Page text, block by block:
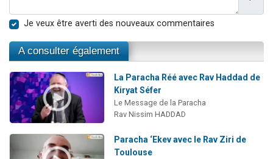
Je veux être averti des nouveaux commentaires
A consulter également
La Paracha Réé avec Rav Haddad de
Kiryat Séfer
Le Message de la Paracha
Rav Nissim HADDAD
Paracha ‘Ekev avec le Rav Ziri de
Toulouse